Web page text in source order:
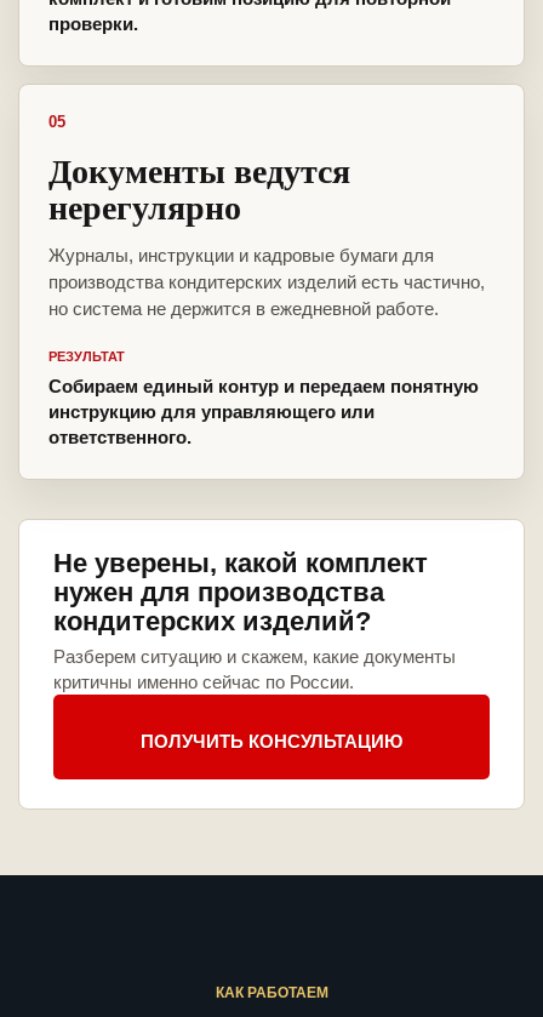
проверки.
05
Документы ведутся
нерегулярно
Журналы, инструкции и кадровые бумаги для
производства кондитерских изделий есть частично,
но система не держится в ежедневной работе.
РЕЗУЛЬТАТ
Собираем единый контур и передаем понятную
инструкцию для управляющего или
ответственного.
Не уверены, какой комплект
нужен для производства
кондитерских изделий?
Разберем ситуацию и скажем, какие документы
критичны именно сейчас по России.
ПОЛУЧИТЬ КОНСУЛЬТАЦИЮ
КАК РАБОТАЕМ